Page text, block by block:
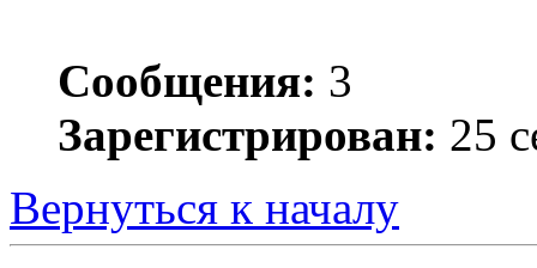
Сообщения: 3
Зарегистрирован: 25
Вернуться к началу